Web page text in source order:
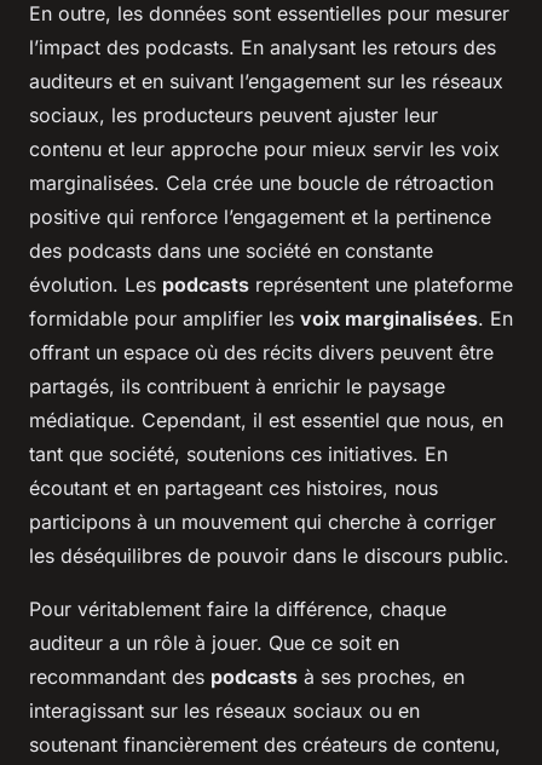
En outre, les données sont essentielles pour mesurer
l’impact des podcasts. En analysant les retours des
auditeurs et en suivant l’engagement sur les réseaux
sociaux, les producteurs peuvent ajuster leur
contenu et leur approche pour mieux servir les voix
marginalisées. Cela crée une boucle de rétroaction
positive qui renforce l’engagement et la pertinence
des podcasts dans une société en constante
évolution. Les podcasts représentent une plateforme
formidable pour amplifier les voix marginalisées. En
offrant un espace où des récits divers peuvent être
partagés, ils contribuent à enrichir le paysage
médiatique. Cependant, il est essentiel que nous, en
tant que société, soutenions ces initiatives. En
écoutant et en partageant ces histoires, nous
participons à un mouvement qui cherche à corriger
les déséquilibres de pouvoir dans le discours public.
Pour véritablement faire la différence, chaque
auditeur a un rôle à jouer. Que ce soit en
recommandant des podcasts à ses proches, en
interagissant sur les réseaux sociaux ou en
soutenant financièrement des créateurs de contenu,